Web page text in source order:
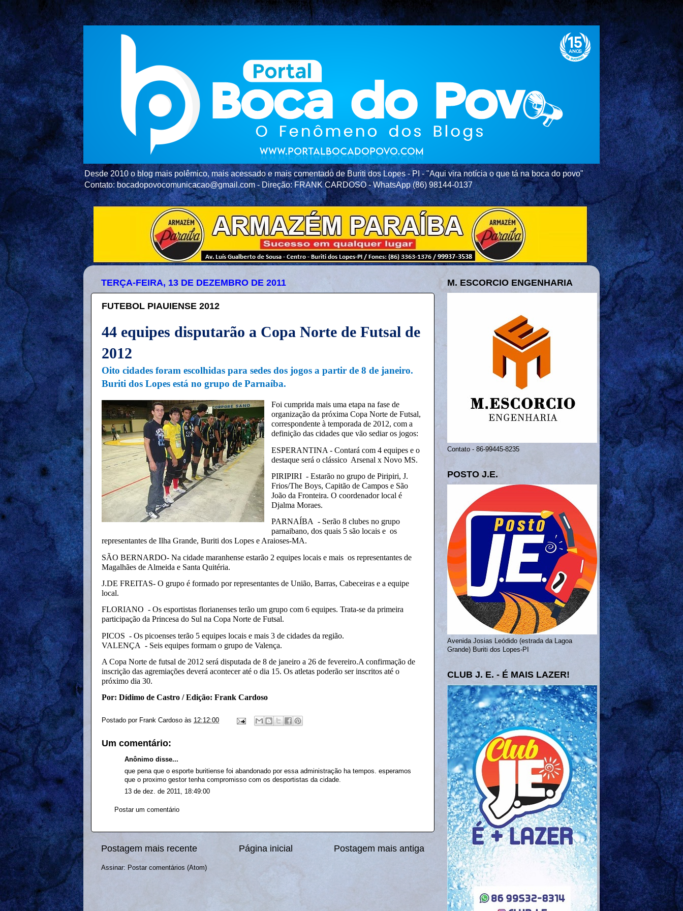
Desde 2010 o blog mais polêmico, mais acessado e mais comentado de Buriti dos Lopes - PI - "Aqui vira notícia o que tá na boca do povo"
Contato: bocadopovocomunicacao@gmail.com - Direção: FRANK CARDOSO - WhatsApp (86) 98144-0137
TERÇA-FEIRA, 13 DE DEZEMBRO DE 2011
FUTEBOL PIAUIENSE 2012
44 equipes disputarão a Copa Norte de Futsal de
2012
Oito cidades foram escolhidas para sedes dos jogos a partir de 8 de janeiro.
Buriti dos Lopes está no grupo de Parnaíba.
Foi cumprida mais uma etapa na fase de
organização da próxima Copa Norte de Futsal,
correspondente à temporada de 2012, com a
definição das cidades que vão sediar os jogos:
ESPERANTINA - Contará com 4 equipes e o
destaque será o clássico Arsenal x Novo MS.
PIRIPIRI - Estarão no grupo de Piripiri, J.
Frios/The Boys, Capitão de Campos e São
João da Fronteira. O coordenador local é
Djalma Moraes.
PARNAÍBA - Serão 8 clubes no grupo
parnaibano, dos quais 5 são locais e os
representantes de Ilha Grande, Buriti dos Lopes e Araioses-MA.
SÃO BERNARDO- Na cidade maranhense estarão 2 equipes locais e mais os representantes de
Magalhães de Almeida e Santa Quitéria.
J.DE FREITAS- O grupo é formado por representantes de União, Barras, Cabeceiras e a equipe
local.
FLORIANO - Os esportistas florianenses terão um grupo com 6 equipes. Trata-se da primeira
participação da Princesa do Sul na Copa Norte de Futsal.
PICOS - Os picoenses terão 5 equipes locais e mais 3 de cidades da região.
VALENÇA - Seis equipes formam o grupo de Valença.
A Copa Norte de futsal de 2012 será disputada de 8 de janeiro a 26 de fevereiro.A confirmação de
inscrição das agremiações deverá acontecer até o dia 15. Os atletas poderão ser inscritos até o
próximo dia 30.
Por: Dídimo de Castro / Edição: Frank Cardoso
Postado por Frank Cardoso às 12:12:00
Um comentário:
Anônimo disse...
que pena que o esporte buritiense foi abandonado por essa administração ha tempos. esperamos
que o proximo gestor tenha compromisso com os desportistas da cidade.
13 de dez. de 2011, 18:49:00
Postar um comentário
Postagem mais recente Postagem mais antiga
Página inicial
Assinar: Postar comentários (Atom)
M. ESCORCIO ENGENHARIA
Contato - 86-99445-8235
POSTO J.E.
Avenida Josias Leódido (estrada da Lagoa
Grande) Buriti dos Lopes-PI
CLUB J. E. - É MAIS LAZER!